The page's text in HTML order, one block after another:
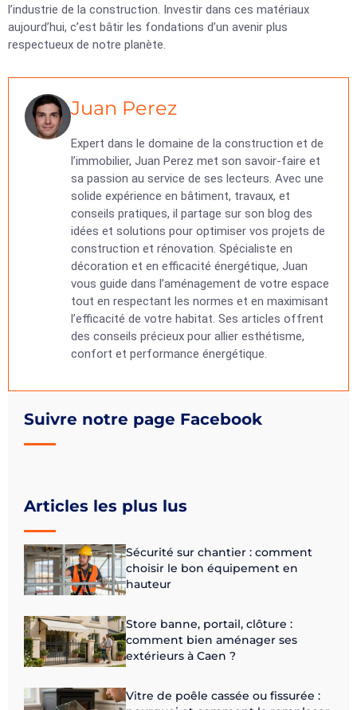
Suivre notre page Facebook
Articles les plus lus
Sécurité sur chantier : comment
choisir le bon équipement en
hauteur
Store banne, portail, clôture :
comment bien aménager ses
extérieurs à Caen ?
Vitre de poêle cassée ou fissurée :
l’industrie de la construction. Investir dans ces matériaux
aujourd’hui, c’est bâtir les fondations d’un avenir plus
respectueux de notre planète.
Juan Perez
Expert dans le domaine de la construction et de
l’immobilier, Juan Perez met son savoir-faire et
sa passion au service de ses lecteurs. Avec une
solide expérience en bâtiment, travaux, et
conseils pratiques, il partage sur son blog des
idées et solutions pour optimiser vos projets de
construction et rénovation. Spécialiste en
décoration et en efficacité énergétique, Juan
vous guide dans l’aménagement de votre espace
tout en respectant les normes et en maximisant
l’efficacité de votre habitat. Ses articles offrent
des conseils précieux pour allier esthétisme,
confort et performance énergétique.